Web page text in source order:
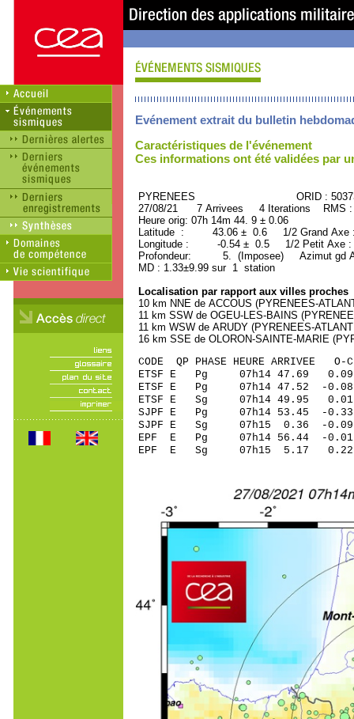
Evénement extrait du bulletin
Caractéristiques de l'événement
Ces informations ont été validées par
PYRENEES ORID :
27/08/21 7 Arrivees 4 Iterations RMS
Heure orig: 07h 14m 44. 9 ± 0.06
Latitude : 43.06 ± 0.6 1/2 Grand
Longitude : -0.54 ± 0.5 1/2 Petit Axe
Profondeur: 5. (Imposee) Azimut gd
MD : 1.33±9.99 sur 1 station
Localisation par rapport aux villes proches
10 km NNE de ACCOUS (PYRENEES-
11 km SSW de OGEU-LES-BAINS
11 km WSW de ARUDY (PYRENEES-
16 km SSE de OLORON-SAINTE-MARIE
CODE QP PHASE HEURE
ETSF E Pg 07h14
ETSF E Pg 07h14
ETSF E Sg 07h14 49.95
SJPF E Pg 07h14
SJPF E Sg 07h15 0.36
EPF E Pg 07h14
EPF E Sg 07h15 5.17